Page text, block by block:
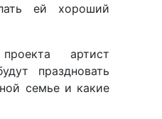
ей хороший
артист
праздновать
семье и какие